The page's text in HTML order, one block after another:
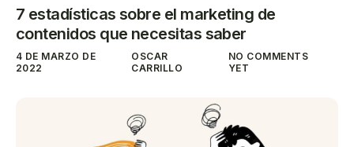
7 estadísticas sobre el marketing de
contenidos que necesitas saber
4 DE MARZO DE
2022
OSCAR
CARRILLO
NO COMMENTS
YET